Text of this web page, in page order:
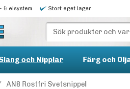
& elsystem Stort eget lager
och Nipplar Färg och
AN8 Rostfri Svetsnippel